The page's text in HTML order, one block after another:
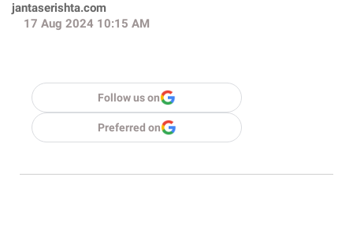
jantaserishta.com
17 Aug 2024 10:15 AM
Follow us on
Preferred on